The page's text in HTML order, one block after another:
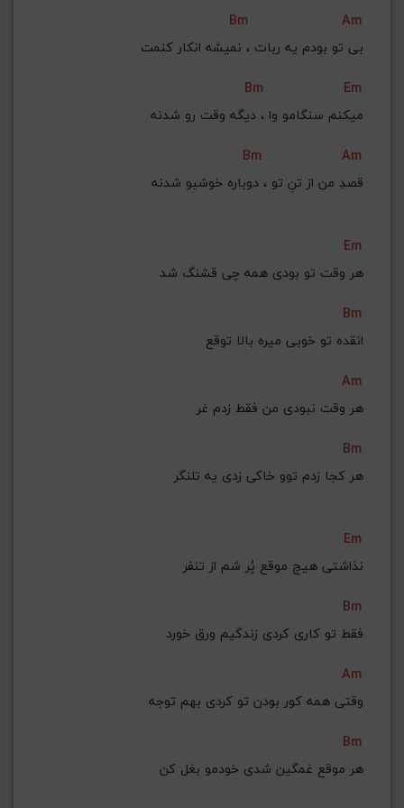
Bm
Am
بی تو بودم یه ربات ، نمیشه انکار کنمت
Bm
Em
میکنم سنگامو وا ، دیگه وقت رو شدنه
Bm
Am
قصدِ من از تنِ تو ، دوباره خوشبو شدنه
Em
هر وقت تو بودی همه چی قشنگ شد
Bm
انقده تو خوبی میره بالا توقع
Am
هر وقت نبودی من فقط زدم غر
Bm
هر کجا زدم توو خاکی زدی یه تلنگر
Em
نذاشتی هیچ موقع پُر شم از تنفر
Bm
فقط تو کاری کردی زندگیم ورق خورد
Am
وقتی همه کور بودن تو کردی بهم توجه
Bm
هر موقع غمگین شدی خودمو بغل کن